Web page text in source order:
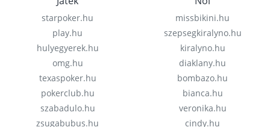
starpoker.hu
play.hu
hulyegyerek.hu
omg.hu
texaspoker.hu
pokerclub.hu
szabadulo.hu
zsugabubus.hu
missbikini.hu
szepsegkiralyno.hu
kiralyno.hu
diaklany.hu
bombazo.hu
bianca.hu
veronika.hu
cindy.hu